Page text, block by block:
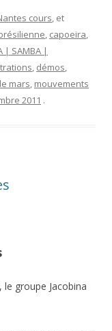
cours, et
, capoeira,
| SAMBA |
, démos,
mars, mouvements
2011 .
groupe Jacobina